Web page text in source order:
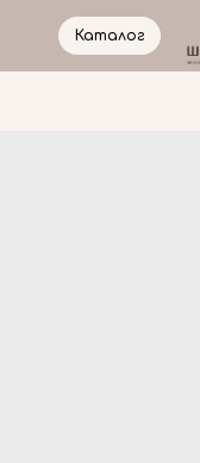
Каталог